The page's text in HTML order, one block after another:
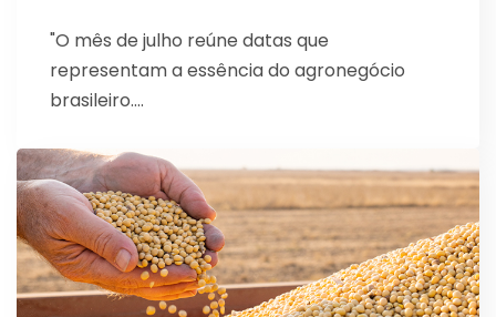
"O mês de julho reúne datas que
representam a essência do agronegócio
brasileiro.…